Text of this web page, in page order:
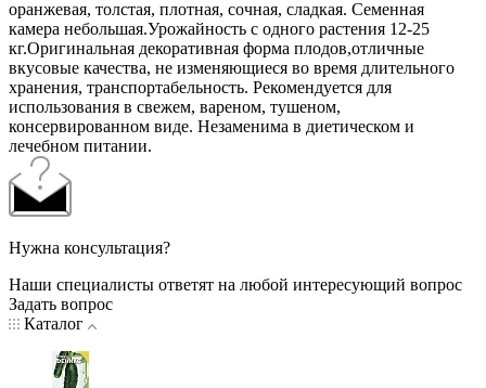
оранжевая, толстая, плотная, сочная, сладкая. Семенная
камера небольшая.Урожайность с одного растения 12-25
кг.Оригинальная декоративная форма плодов,отличные
вкусовые качества, не изменяющиеся во время длительного
хранения, транспортабельность. Рекомендуется для
использования в свежем, вареном, тушеном,
консервированном виде. Незаменима в диетическом и
лечебном питании.
Нужна консультация?
Наши специалисты ответят на любой интересующий вопрос
Задать вопрос
Каталог